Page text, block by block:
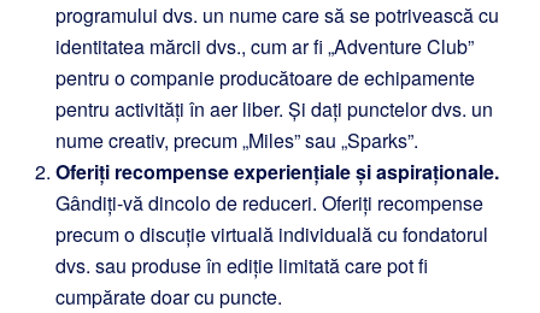
programului dvs. un nume care să se potrivească cu
identitatea mărcii dvs., cum ar fi „Adventure Club”
pentru o companie producătoare de echipamente
pentru activități în aer liber. Și dați punctelor dvs. un
nume creativ, precum „Miles” sau „Sparks”.
Oferiți recompense experiențiale și aspiraționale.
Gândiți-vă dincolo de reduceri. Oferiți recompense
precum o discuție virtuală individuală cu fondatorul
dvs. sau produse în ediție limitată care pot fi
cumpărate doar cu puncte.